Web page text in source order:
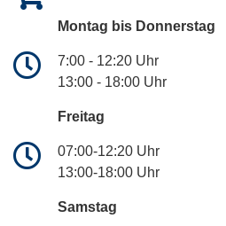
Montag bis Donnerstag
7:00 - 12:20 Uhr
13:00 - 18:00 Uhr
Freitag
07:00-12:20 Uhr
13:00-18:00 Uhr
Samstag